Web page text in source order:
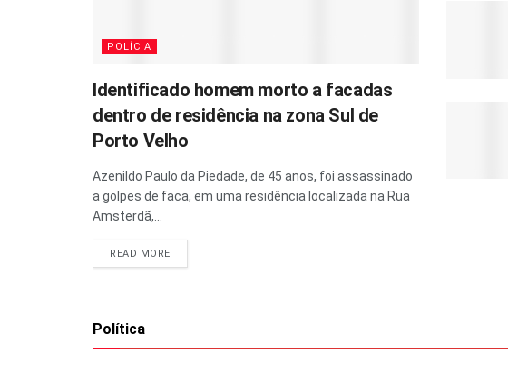
POLÍCIA
Identificado homem morto a facadas
dentro de residência na zona Sul de
Porto Velho
Azenildo Paulo da Piedade, de 45 anos, foi assassinado
a golpes de faca, em uma residência localizada na Rua
Amsterdã,...
READ MORE
Política